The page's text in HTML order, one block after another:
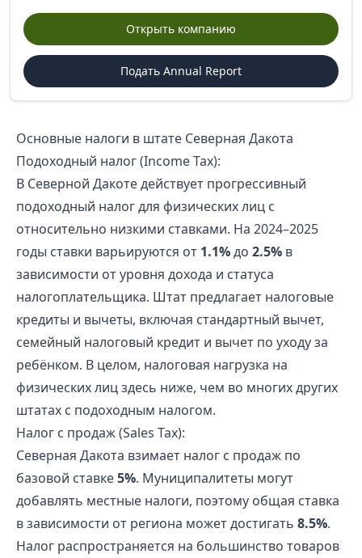
Открыть компанию
Подать Annual Report
Основные налоги в штате Северная Дакота
Подоходный налог (Income Tax):
В Северной Дакоте действует прогрессивный
подоходный налог для физических лиц с
относительно низкими ставками. На 2024–2025
годы ставки варьируются от 1.1%до2.5% в
зависимости от уровня дохода и статуса
налогоплательщика. Штат предлагает налоговые
кредиты и вычеты, включая стандартный вычет,
семейный налоговый кредит и вычет по уходу за
ребёнком. В целом, налоговая нагрузка на
физических лиц здесь ниже, чем во многих других
штатах с подоходным налогом.
Налог с продаж (Sales Tax):
Северная Дакота взимает налог с продаж по
базовой ставке5%. Муниципалитеты могут
добавлять местные налоги, поэтому общая ставка
в зависимости от региона может достигать8.5%.
Налог распространяется на большинство товаров